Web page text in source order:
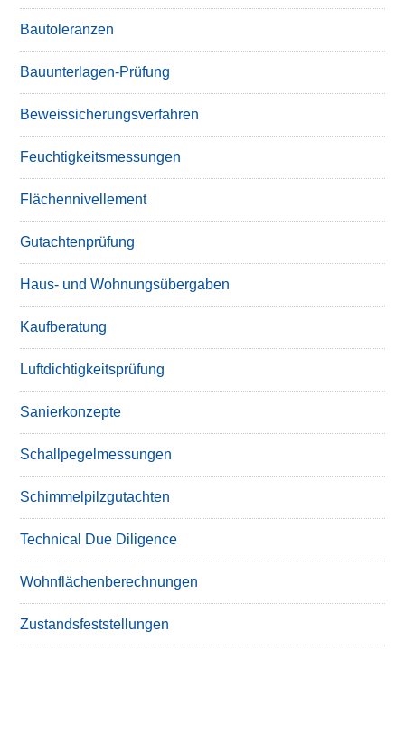
Bautoleranzen
Bauunterlagen-Prüfung
Beweissicherungsverfahren
Feuchtigkeitsmessungen
Flächennivellement
Gutachtenprüfung
Haus- und Wohnungsübergaben
Kaufberatung
Luftdichtigkeitsprüfung
Sanierkonzepte
Schallpegelmessungen
Schimmelpilzgutachten
Technical Due Diligence
Wohnflächenberechnungen
Zustandsfeststellungen